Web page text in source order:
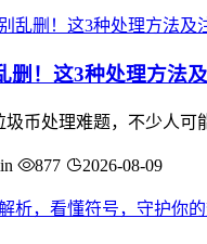
删！这3种处理方法
圾币处理难题，不少人
877 2026-08-09